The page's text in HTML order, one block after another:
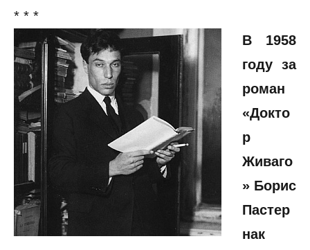
* * *
В 1958
году за
роман
«Докто
р
Живаго
» Борис
Пастер
нак